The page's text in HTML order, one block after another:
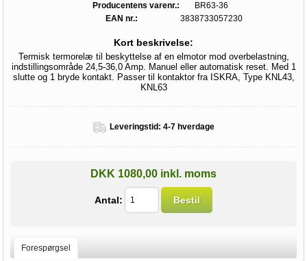
Producentens varenr.:
BR63-36
EAN nr.:
3838733057230
Kort beskrivelse:
Termisk termorelæ til beskyttelse af en elmotor mod overbelastning,
indstillingsområde 24,5-36,0 Amp. Manuel eller automatisk reset. Med 1
slutte og 1 bryde kontakt. Passer til kontaktor fra ISKRA, Type KNL43,
KNL63
Leveringstid: 4-7 hverdage
DKK 1080,00 inkl. moms
Antal: Bestil
Forespørgsel